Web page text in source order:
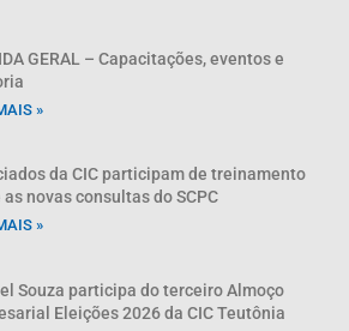
GERAL – Capacitações, eventos e
»
da CIC participam de treinamento
as novas consultas do SCPC
»
Souza participa do terceiro Almoço
Eleições 2026 da CIC Teutônia